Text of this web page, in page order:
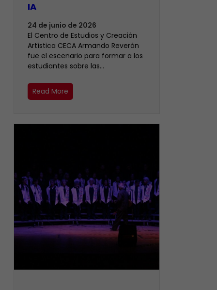
IA
24 de junio de 2026
El Centro de Estudios y Creación
Artística CECA Armando Reverón
fue el escenario para formar a los
estudiantes sobre las…
Read More